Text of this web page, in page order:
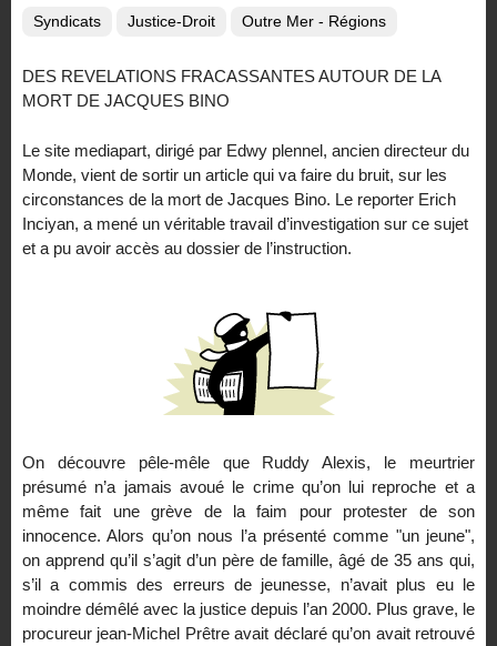
Syndicats Justice-Droit Outre Mer - Régions
DES REVELATIONS FRACASSANTES AUTOUR DE LA
MORT DE JACQUES BINO
Le site mediapart, dirigé par Edwy plennel, ancien directeur du
Monde, vient de sortir un article qui va faire du bruit, sur les
circonstances de la mort de Jacques Bino. Le reporter Erich
Inciyan, a mené un véritable travail d’investigation sur ce sujet
et a pu avoir accès au dossier de l’instruction.
On découvre pêle-mêle que Ruddy Alexis, le meurtrier
présumé n’a jamais avoué le crime qu’on lui reproche et a
même fait une grève de la faim pour protester de son
innocence. Alors qu’on nous l’a présenté comme "un jeune",
on apprend qu’il s’agit d’un père de famille, âgé de 35 ans qui,
s’il a commis des erreurs de jeunesse, n’avait plus eu le
moindre démêlé avec la justice depuis l’an 2000. Plus grave, le
procureur jean-Michel Prêtre avait déclaré qu’on avait retrouvé